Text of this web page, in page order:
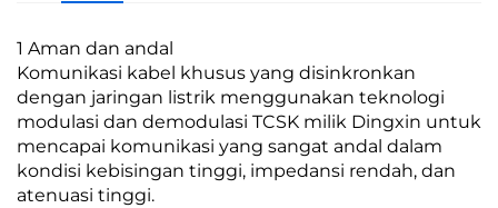
1 Aman dan andal
Komunikasi kabel khusus yang disinkronkan
dengan jaringan listrik menggunakan teknologi
modulasi dan demodulasi TCSK milik Dingxin untuk
mencapai komunikasi yang sangat andal dalam
kondisi kebisingan tinggi, impedansi rendah, dan
atenuasi tinggi.